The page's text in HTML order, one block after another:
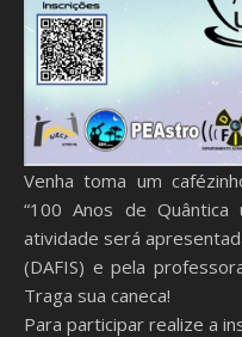
Venha toma um
“100 Anos de Quântica
atividade será
(DAFIS) e pela
Traga sua caneca!
Para participar realize a